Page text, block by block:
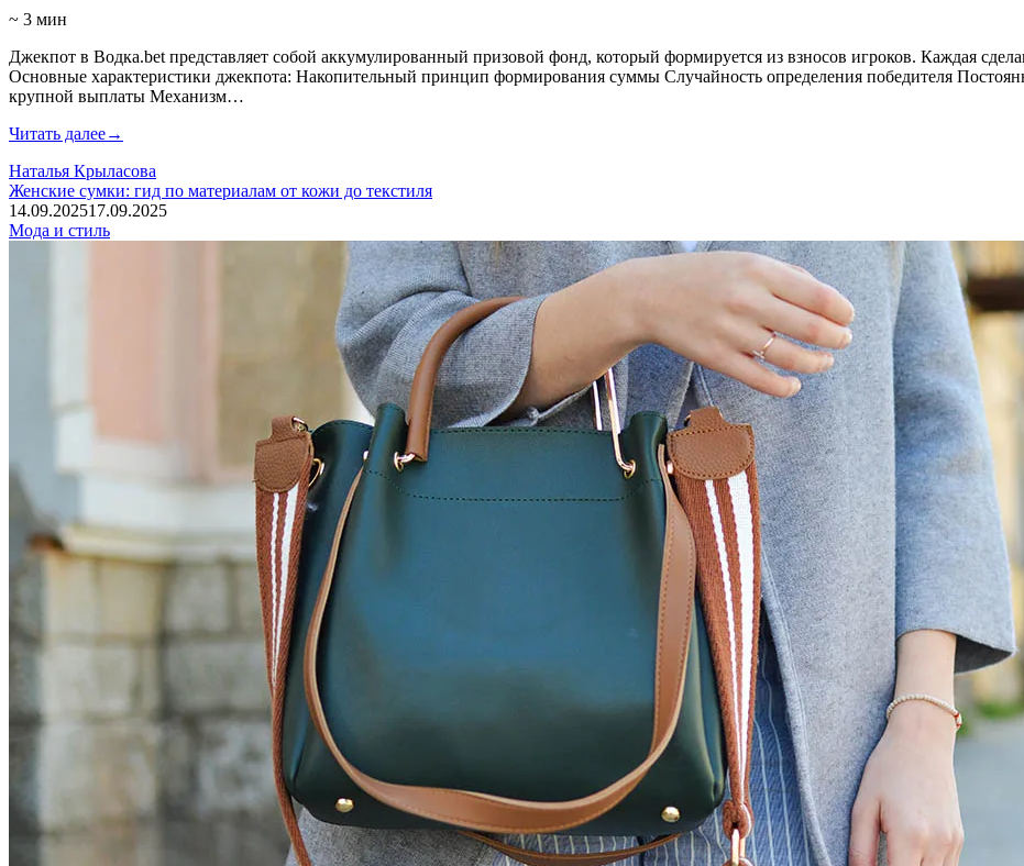
~ 3 мин
Джекпот в Водка.bet представляет собой аккумулированный призовой фонд, который формируется из взносов игроков. Каждая
Основные характеристики джекпота: Накопительный принцип формирования суммы Случайность определения победителя
крупной выплаты Механизм…
Читать далее→
Наталья Крыласова
Женские сумки: гид по материалам от кожи до текстиля
14.09.202517.09.2025
Мода и стиль